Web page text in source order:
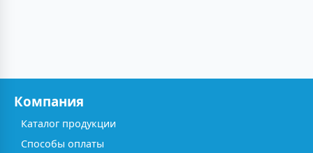
Компания
Каталог продукции
Способы оплаты